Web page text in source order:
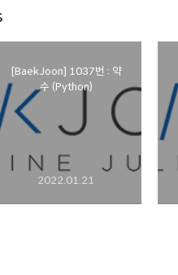
[BaekJoon] 1037번 : 약
수 (Python)
2022.01.21